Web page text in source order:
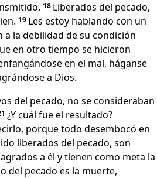
18 Liberados del pecado,
19 Les estoy hablando con un
la debilidad de su condición
en otro tiempo se hicieron
en el mal, háganse
a Dios.
del pecado, no se consideraban
¿Y cuál fue el resultado?
porque todo desembocó en
liberados del pecado, son
a él y tienen como meta la
del pecado es la muerte,